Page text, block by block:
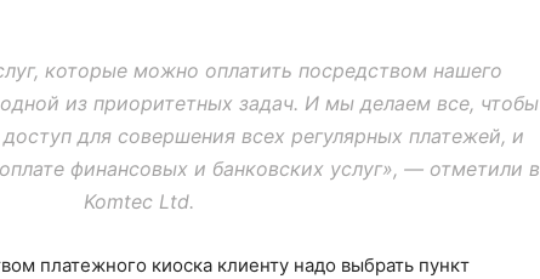
которые можно оплатить посредством нашего
из приоритетных задач. И мы делаем все, чтобы
для совершения всех регулярных платежей, и
финансовых и банковских услуг», — отметили в
Komtec Ltd.
платежного киоска клиенту надо выбрать пункт